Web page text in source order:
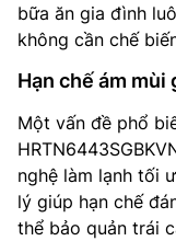
bữa ăn gia đình
không cần chế
Hạn chế ám
Một vấn đề phổ
nghệ làm lạnh tối
lý giúp hạn chế
thể bảo quản trái